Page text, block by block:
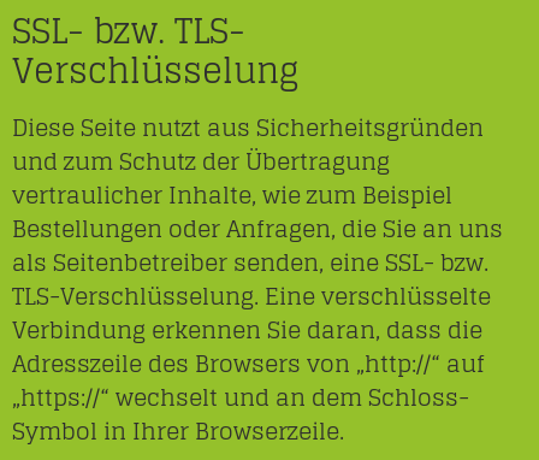
SSL- bzw. TLS-
Verschlüsselung
Diese Seite nutzt aus Sicherheitsgründen
und zum Schutz der Übertragung
vertraulicher Inhalte, wie zum Beispiel
Bestellungen oder Anfragen, die Sie an uns
als Seitenbetreiber senden, eine SSL- bzw.
TLS-Verschlüsselung. Eine verschlüsselte
Verbindung erkennen Sie daran, dass die
Adresszeile des Browsers von „http://“ auf
„https://“ wechselt und an dem Schloss-
Symbol in Ihrer Browserzeile.